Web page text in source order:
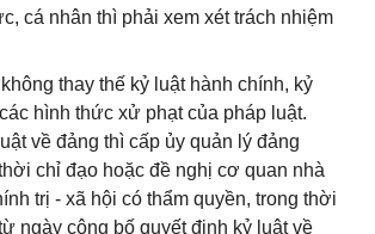
cá nhân thì phải xem xét trách nhiệm
thay thế kỷ luật hành chính, kỷ
hình thức xử phạt của pháp luật.
về đảng thì cấp ủy quản lý đảng
chỉ đạo hoặc đề nghị cơ quan nhà
trị - xã hội có thẩm quyền, trong thời
ngày công bố quyết định kỷ luật về